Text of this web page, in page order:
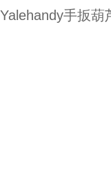
Yalehandy手扳葫